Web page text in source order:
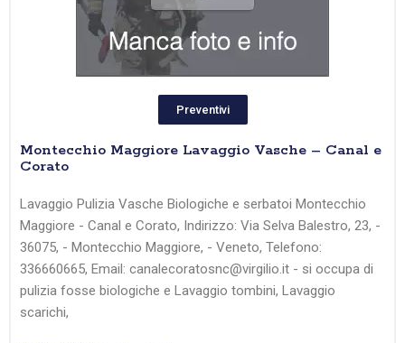
Preventivi
Montecchio Maggiore Lavaggio Vasche – Canal e
Corato
Lavaggio Pulizia Vasche Biologiche e serbatoi Montecchio
Maggiore - Canal e Corato, Indirizzo: Via Selva Balestro, 23, -
36075, - Montecchio Maggiore, - Veneto, Telefono:
336660665, Email: canalecoratosnc@virgilio.it - si occupa di
pulizia fosse biologiche e Lavaggio tombini, Lavaggio
scarichi,